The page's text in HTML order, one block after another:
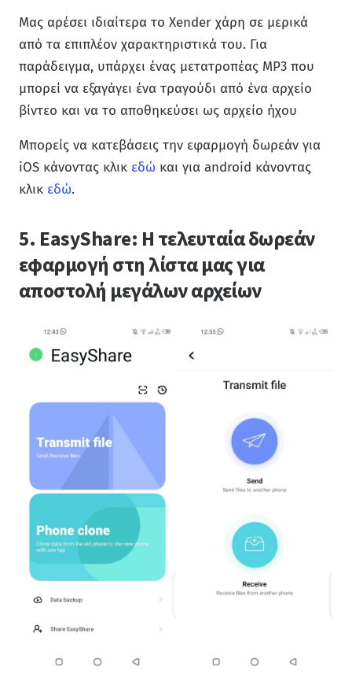
Μας αρέσει ιδιαίτερα το Xender χάρη σε μερικά
από τα επιπλέον χαρακτηριστικά του. Για
παράδειγμα, υπάρχει ένας μετατροπέας MP3 που
μπορεί να εξαγάγει ένα τραγούδι από ένα αρχείο
βίντεο και να το αποθηκεύσει ως αρχείο ήχου
Μπορείς να κατεβάσεις την εφαρμογή δωρεάν για
iOS κάνοντας κλικ εδώ και για android κάνοντας
κλικ εδώ.
5. EasyShare: Η τελευταία δωρεάν
εφαρμογή στη λίστα μας για
αποστολή μεγάλων αρχείων